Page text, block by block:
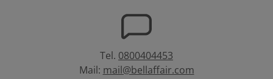
Tel. 0800404453
Mail: mail@bellaffair.com